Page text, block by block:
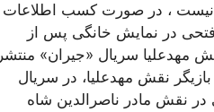
نیست ، در صورت کسب اطلاعات
در نمایش خانگی پس از
مهدعلیا سریال «جیران» منتشر
نقش مهدعلیا، در سریال
نقش مادر ناصرالدین شاه